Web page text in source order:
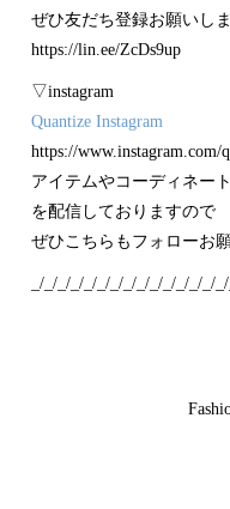
ぜひ友だち登録お願いしま
https://lin.ee/ZcDs9up
▽instagram
Quantize Instagram
https://www.instagram.com/
アイテムやコーディネー
を配信しておりますので
ぜひこちらもフォローお
_/_/_/_/_/_/_/_/_/_/_/_/_/_/